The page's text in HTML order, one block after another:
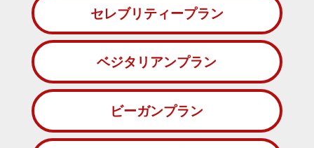
セレブリティープラン
ベジタリアンプラン
ビーガンプラン